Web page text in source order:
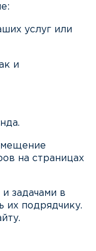
услуг или
и
на страницах
задачами в
их подрядчику.